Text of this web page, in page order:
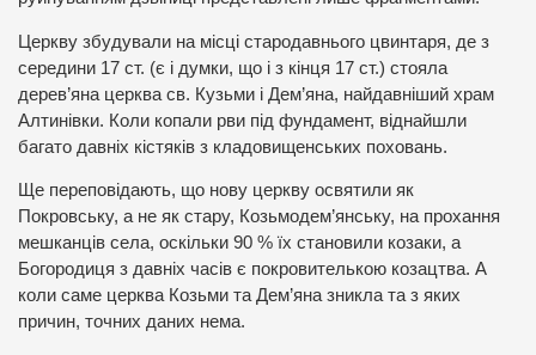
Церкву збудували на місці стародавнього цвинтаря, де з
середини 17 ст. (є і думки, що і з кінця 17 ст.) стояла
дерев’яна церква св. Кузьми і Дем’яна, найдавніший храм
Алтинівки. Коли копали рви під фундамент, віднайшли
багато давніх кістяків з кладовищенських поховань.
Ще переповідають, що нову церкву освятили як
Покровську, а не як стару, Козьмодем’янську, на прохання
мешканців села, оскільки 90 % їх становили козаки, а
Богородиця з давніх часів є покровителькою козацтва. А
коли саме церква Козьми та Дем’яна зникла та з яких
причин, точних даних нема.